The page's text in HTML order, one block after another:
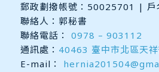
郵政劃撥帳號：50025701 | 戶
聯絡人：郭秘書
聯絡電話： 0978 – 903112
通訊處： 40463 臺中市北區天
E-mail：